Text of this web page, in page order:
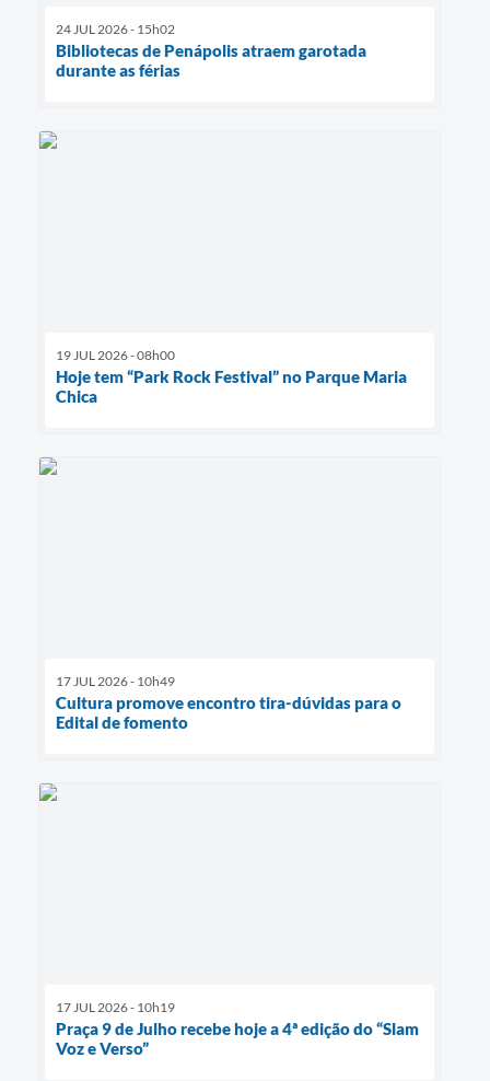
24 JUL 2026 - 15h02
Bibliotecas de Penápolis atraem garotada
durante as férias
19 JUL 2026 - 08h00
Hoje tem “Park Rock Festival” no Parque Maria
Chica
17 JUL 2026 - 10h49
Cultura promove encontro tira-dúvidas para o
Edital de fomento
17 JUL 2026 - 10h19
Praça 9 de Julho recebe hoje a 4ª edição do “Slam
Voz e Verso”